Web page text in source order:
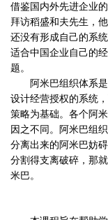
借鉴国内外先进企业
拜访稻盛和夫先生，
还没有形成自己的系
适合中国企业自己的
题。
阿米巴组织体系
设计经营授权的系统
策略为基础。各个阿
因之不同。阿米巴组
分离出来的阿米巴妨
分割得支离破碎，那
米巴。